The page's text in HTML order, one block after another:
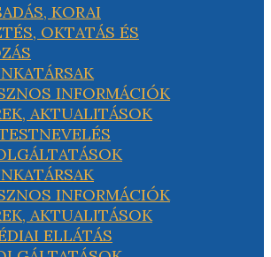
KORAI
OKTATÁS ÉS
INFORMÁCIÓK
AKTUALITÁSOK
INFORMÁCIÓK
AKTUALITÁSOK
ELLÁTÁS